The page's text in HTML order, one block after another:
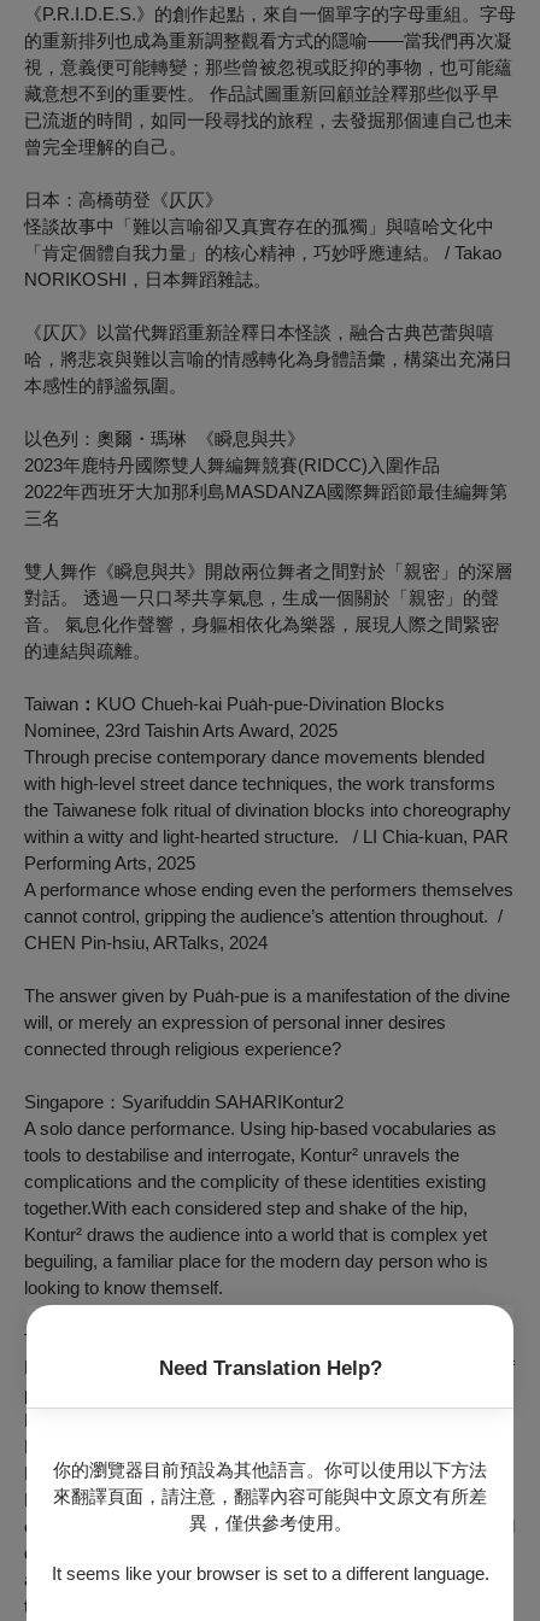
Need Translation Help?
你的瀏覽器目前預設為其他語言。你可以使用以下方法
來翻譯頁面，請注意，翻譯內容可能與中文原文有所差
異，僅供參考使用。
It seems like your browser is set to a different language.
《P.R.I.D.E.S.》的創作起點，來自一個單字的字母重組。 字母
的重新排列也成為重新調整觀看方式的隱喻——當我們再次凝
視，意義便可能轉變；那些曾被忽視或貶抑的事物，也可能蘊
藏意想不到的重要性。
作品試圖重新回顧並詮釋那些似乎早
已流逝的時間，如同一段尋找的旅程，去發掘那個連自己也未
曾完全理解的自己。
日本：高橋萌登《仄仄》
怪談故事中「難以言喻卻又真實存在的孤獨」與嘻哈文化中
「肯定個體自我力量」的核心精神，巧妙呼應連結。 / Takao
NORIKOSHI，日本舞蹈雜誌。
《仄仄》以當代舞蹈重新詮釋日本怪談，融合古典芭蕾與嘻
哈，將悲哀與難以言喻的情感轉化為身體語彙，構築出充滿日
本感性的靜謐氛圍。
以色列：奧爾・瑪琳 《瞬息與共》
2023年鹿特丹國際雙人舞編舞競賽(RIDCC)入圍作品
2022年西班牙大加那利島MASDANZA國際舞蹈節最佳編舞第
三名
雙人舞作《瞬息與共》開啟兩位舞者之間對於「親密」的深層
對話。 透過一只口琴共享氣息，生成一個關於「親密」的聲
音。 氣息化作聲響，身軀相依化為樂器，展現人際之間緊密
的連結與疏離。
Taiwan ： KUO Chueh-kai Puah-pue-Divination Blocks
Nominee, 23rd Taishin Arts Award, 2025
Through precise contemporary dance movements blended
with high-level street dance techniques, the work transforms
the Taiwanese folk ritual of divination blocks into choreography
within a witty and light-hearted structure. / LI Chia-kuan, PAR
Performing Arts, 2025
A performance whose ending even the performers themselves
cannot control, gripping the audience’s attention throughout. /
CHEN Pin-hsiu, ARTalks, 2024
The answer given by Pua̍h-pue is a manifestation of the divine
will, or merely an expression of personal inner desires
connected through religious experience?
Singapore：Syarifuddin SAHARIKontur2
A solo dance performance. Using hip-based vocabularies as
tools to destabilise and interrogate, Kontur² unravels the
complications and the complicity of these identities existing
together.With each considered step and shake of the hip,
Kontur² draws the audience into a world that is complex yet
beguiling, a familiar place for the modern day person who is
looking to know themself.
Taiwan
LIN’s thinking is anything but dull. What if we turn to the laws of
physics and even Newton’s principles of mass and motion.
Dance has always been a study of time and space. / By How
Ngean LIM, dance dramaturg and founding director of Asian
Dramaturgs’ Network
For LIN Pin-Shuo, choreography is like the act of throwing and
catching—propelled forward through cycles of appearance and
disappearance. Every fall marks the beginning of the next
ascent. Between throwing and catching, stillness and velocity,
the work continually deconstructs and regenerates ever-